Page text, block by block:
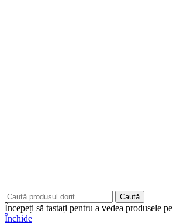
Caută
Începeți să tastați pentru a vedea produsele
Închide